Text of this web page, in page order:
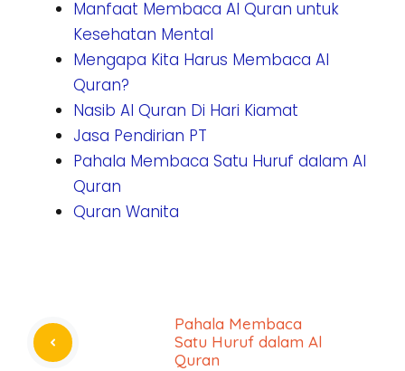
Manfaat Membaca Al Quran untuk
Kesehatan Mental
Mengapa Kita Harus Membaca Al
Quran?
Nasib Al Quran Di Hari Kiamat
Jasa Pendirian PT
Pahala Membaca Satu Huruf dalam Al
Quran
Quran Wanita
Pahala Membaca
Satu Huruf dalam Al
Quran